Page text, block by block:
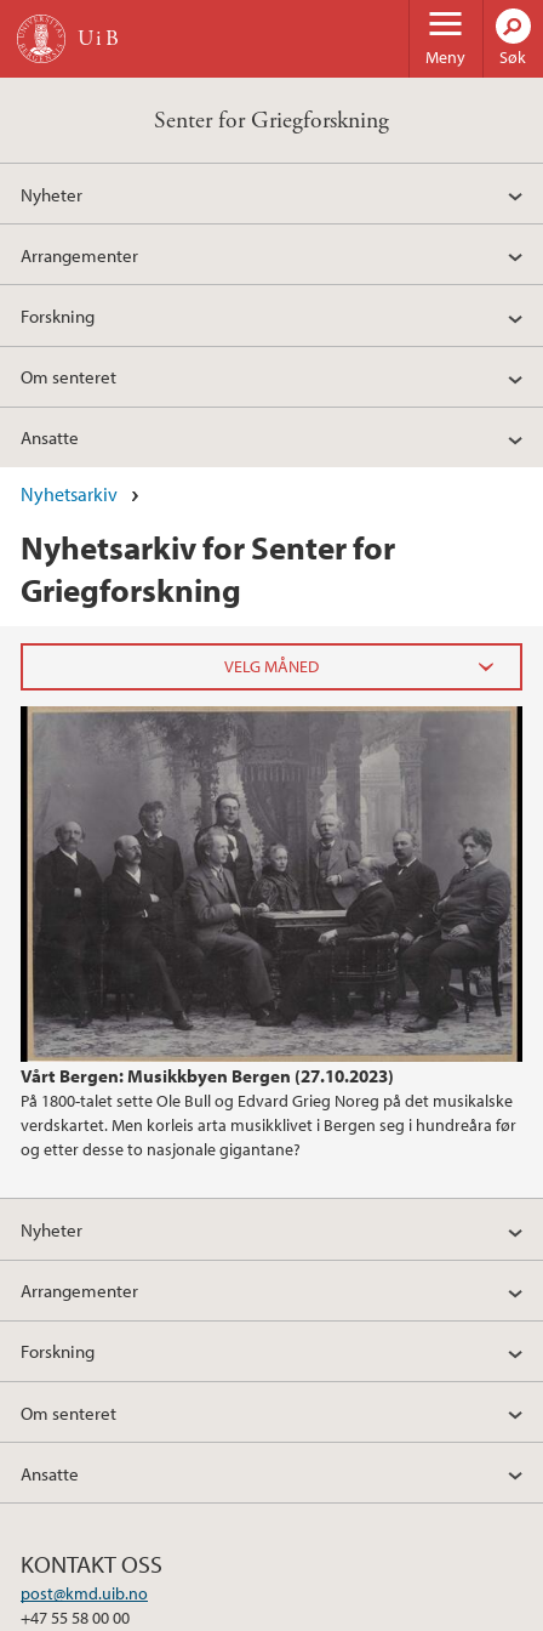
Hopp til hovedinnhold
Meny Søk
Senter for Griegforskning
Nyheter
Arrangementer
Forskning
Om senteret
Ansatte
Nyhetsarkiv
Nyhetsarkiv for Senter for
Griegforskning
Vårt Bergen: Musikkbyen Bergen (27.10.2023)
På 1800-talet sette Ole Bull og Edvard Grieg Noreg på det musikalske
verdskartet. Men korleis arta musikklivet i Bergen seg i hundreåra før
og etter desse to nasjonale gigantane?
oktober (1)
2023
2022
2020
2019
Nyheter
Arrangementer
Forskning
Om senteret
Ansatte
KONTAKT OSS
post@kmd.uib.no
+47 55 58 00 00